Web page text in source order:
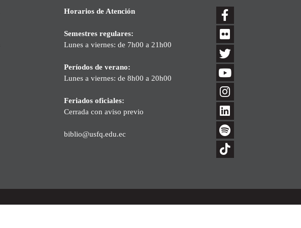
Horarios de Atención
Semestres regulares:
Lunes a viernes: de 7h00 a 21h00
Períodos de verano:
Lunes a viernes: de 8h00 a 20h00
Feriados oficiales:
Cerrada con aviso previo
biblio@usfq.edu.ec